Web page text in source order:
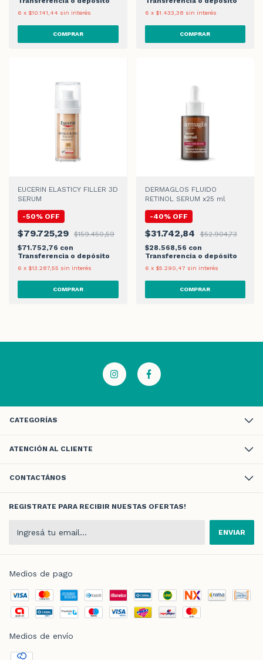
6 x $10.141,44 sin interés 6 x $1.433,38 sin interés
EUCERIN ELASTICY FILLER 3D
SERUM
-50% OFF
$79.725,29
$159.450,59
$71.752,76 con
Transferencia o depósito
6 x $13.287,55 sin interés
DERMAGLOS FLUIDO
RETINOL SERUM x25 ml
-40% OFF
$31.742,84
$52.904,73
$28.568,56 con
Transferencia o depósito
6 x $5.290,47 sin interés
CATEGORÍAS
ATENCIÓN AL CLIENTE
CONTACTÁNOS
REGISTRATE PARA RECIBIR NUESTAS OFERTAS!
Medios de pago
Medios de envío